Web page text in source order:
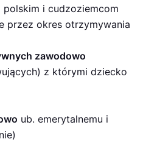
polskim i cudzoziemcom
przez okres otrzymywania
zawodowo
z którymi dziecko
ub. emerytalnemu i